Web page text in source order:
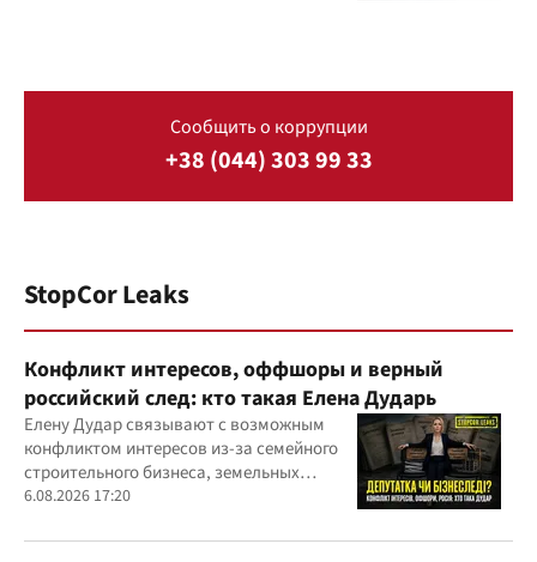
Сообщить о коррупции
+38 (044) 303 99 33
StopCor Leaks
Конфликт интересов, оффшоры и верный
российский след: кто такая Елена Дударь
Елену Дудар связывают с возможным
конфликтом интересов из-за семейного
строительного бизнеса, земельных
скандалов, судебных дел
6.08.2026 17:20